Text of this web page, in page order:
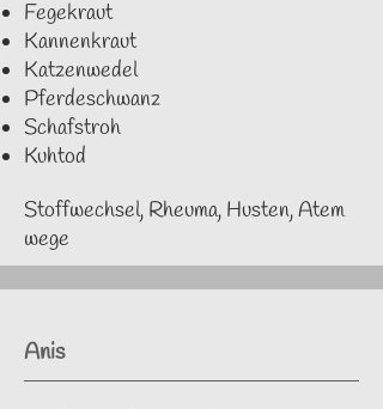
Fegekraut
Kannenkraut
Katzenwedel
Pferdeschwanz
Schafstroh
Kuhtod
Stoffwechsel, Rheuma, Husten,Atem
wege
Anis